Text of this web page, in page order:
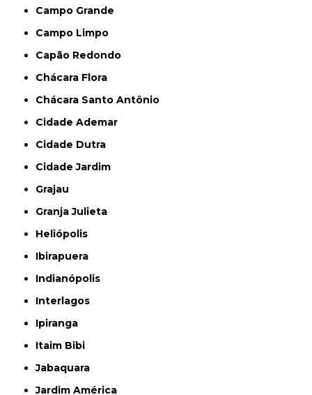
Campo Grande
Campo Limpo
Capão Redondo
Chácara Flora
Chácara Santo Antônio
Cidade Ademar
Cidade Dutra
Cidade Jardim
Grajau
Granja Julieta
Heliópolis
Ibirapuera
Indianópolis
Interlagos
Ipiranga
Itaim Bibi
Jabaquara
Jardim América